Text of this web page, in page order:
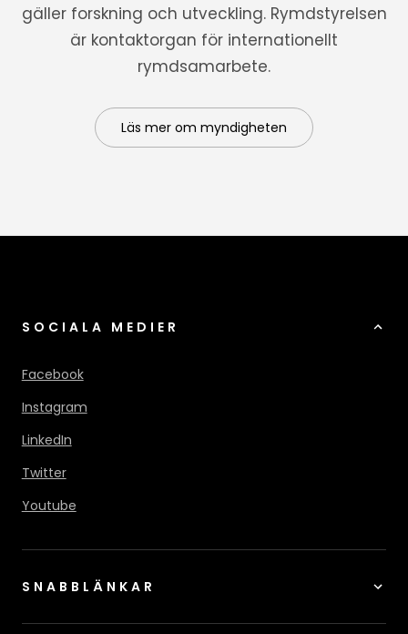
gäller forskning och utveckling. Rymdstyrelsen
är kontaktorgan för internationellt
rymdsamarbete.
Läs mer om myndigheten
SOCIALA MEDIER
Facebook
Instagram
LinkedIn
Twitter
Youtube
SNABBLÄNKAR